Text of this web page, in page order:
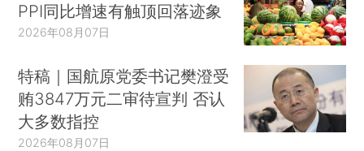
PPI同比增速有触顶回落迹象
2026年08月07日
特稿｜国航原党委书记樊澄受
贿3847万元二审待宣判 否认
大多数指控
2026年08月07日